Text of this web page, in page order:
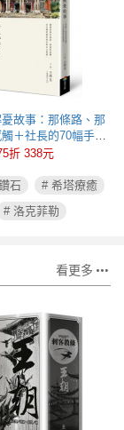
故事：那條路、那
＋社長的70幅手繪
插圖
折 338元
石
# 希塔療癒
# 洛克菲勒
看更多